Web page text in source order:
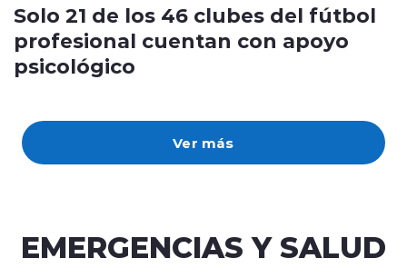
Ver más
Solo 21 de los 46 clubes del fútbol
profesional cuentan con apoyo
psicológico
EMERGENCIAS Y SALUD